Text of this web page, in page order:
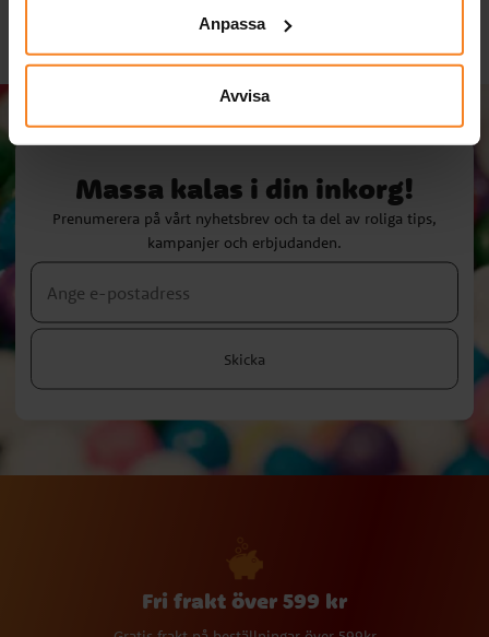
Anpassa
Avvisa
Massa kalas i din inkorg!
Prenumerera på vårt nyhetsbrev och ta del av roliga tips,
kampanjer och erbjudanden.
Skicka
Fri frakt över 599 kr